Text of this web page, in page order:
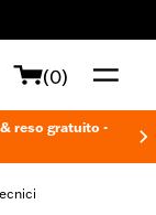
(0)
reso gratuito -